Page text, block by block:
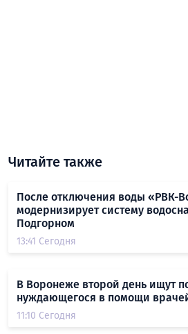
Читайте также
После отключения воды «РВК-
модернизирует систему
Подгорном
13:41 Сегодня
В Воронеже второй день ищут
нуждающегося в помощи
11:10 Сегодня